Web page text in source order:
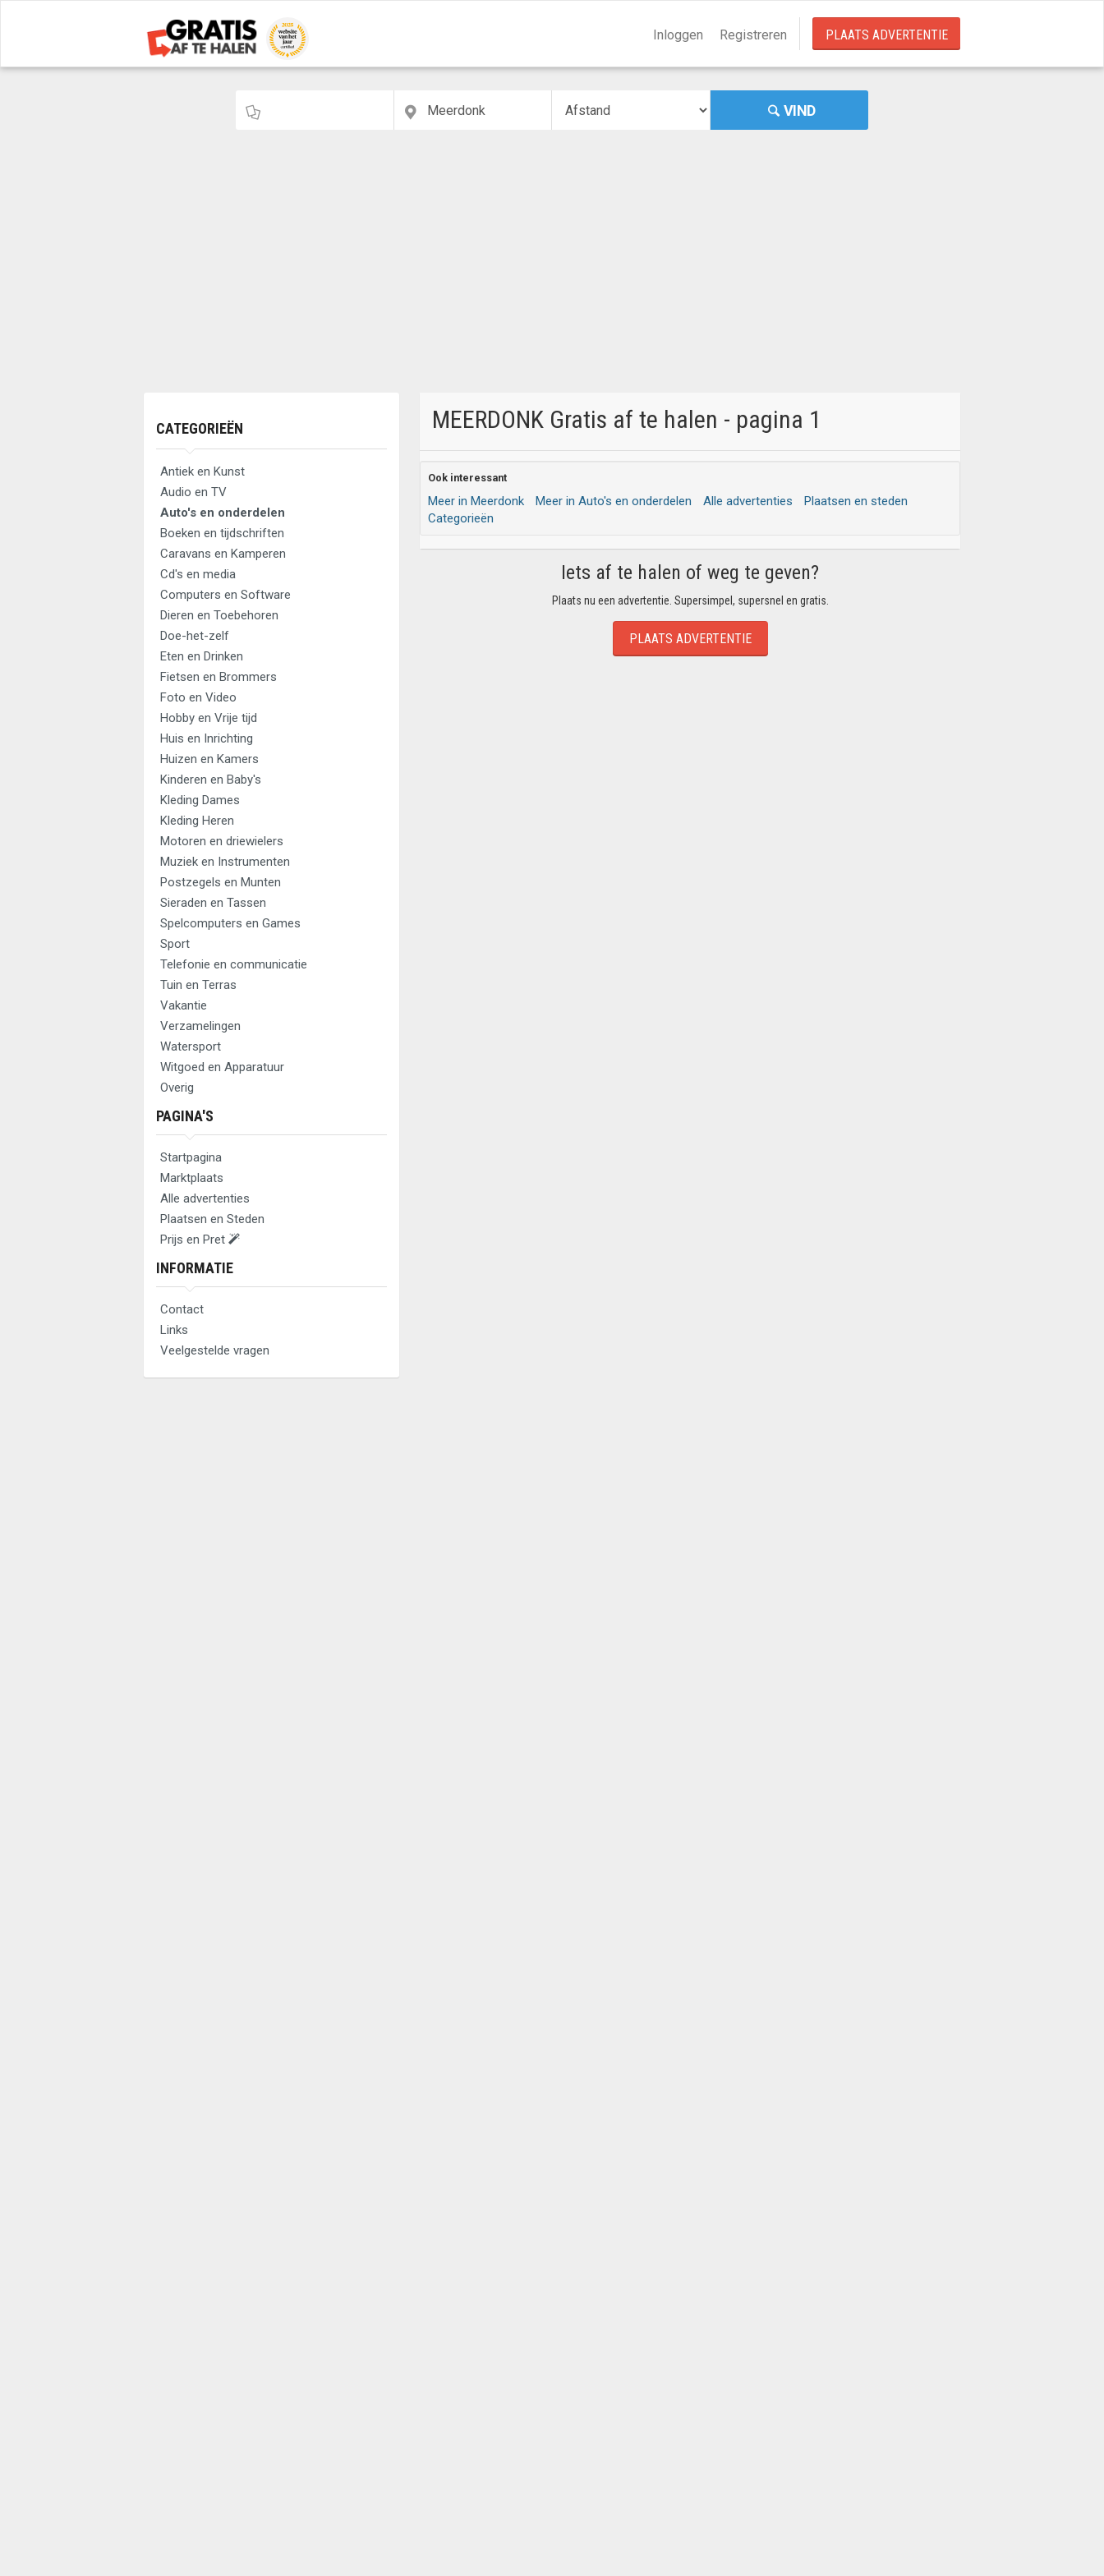
Inloggen Registreren PLAATS ADVERTENTIE
VIND
CATEGORIEËN
Antiek en Kunst
Audio en TV
Auto's en onderdelen
Boeken en tijdschriften
Caravans en Kamperen
Cd's en media
Computers en Software
Dieren en Toebehoren
Doe-het-zelf
Eten en Drinken
Fietsen en Brommers
Foto en Video
Hobby en Vrije tijd
Huis en Inrichting
Huizen en Kamers
Kinderen en Baby's
Kleding Dames
Kleding Heren
Motoren en driewielers
Muziek en Instrumenten
Postzegels en Munten
Sieraden en Tassen
Spelcomputers en Games
Sport
Telefonie en communicatie
Tuin en Terras
Vakantie
Verzamelingen
Watersport
Witgoed en Apparatuur
Overig
PAGINA'S
Startpagina
Marktplaats
Alle advertenties
Plaatsen en Steden
Prijs en Pret
INFORMATIE
Contact
Links
Veelgestelde vragen
MEERDONK Gratis af te halen - pagina 1
Ook interessant
Meer in Meerdonk Meer in Auto's en onderdelen Alle advertenties
Plaatsen en steden
Categorieën
Iets af te halen of weg te geven?
Plaats nu een advertentie. Supersimpel, supersnel en gratis.
PLAATS ADVERTENTIE